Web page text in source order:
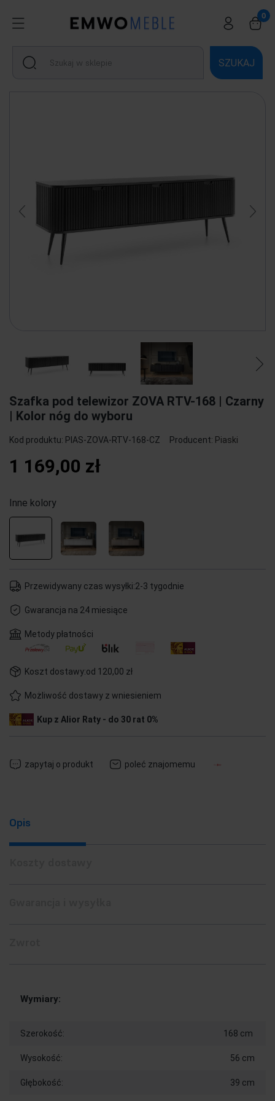
SZUKAJ
Szafka pod telewizor ZOVA RTV-168 | Czarny
| Kolor nóg do wyboru
Kod produktu: PIAS-ZOVA-RTV-168-CZ Producent: Piaski
1 169,00 zł
Inne kolory
Przewidywany czas wysyłki:2-3 tygodnie
Gwarancja na 24 miesiące
Metody płatności
Koszt dostawy:od 120,00 zł
Możliwość dostawy z wniesieniem
Kup z Alior Raty - do 30 rat 0%
zapytaj o produkt poleć znajomemu
Opis
Wymiary:
Szerokość: 168 cm
Wysokość: 56 cm
Głębokość: 39 cm